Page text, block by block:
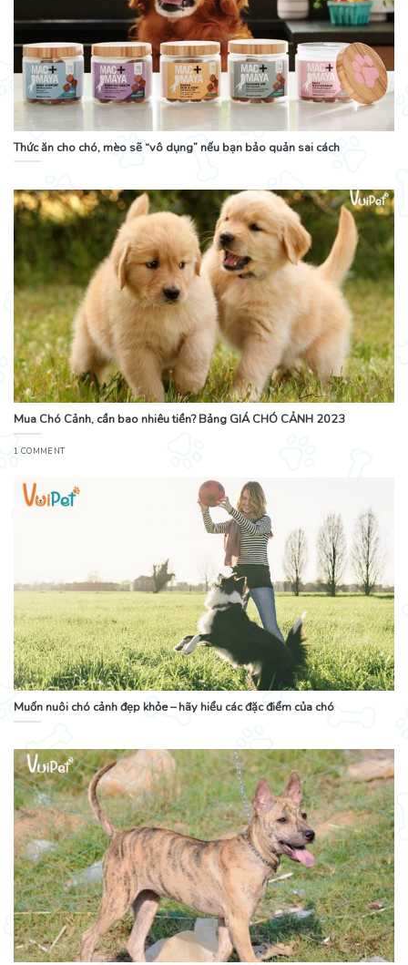
Thức ăn cho chó, mèo sẽ “vô dụng” nếu bạn bảo quản sai cách
Mua Chó Cảnh, cần bao nhiêu tiền? Bảng GIÁ CHÓ CẢNH 2023
1 COMMENT
Muốn nuôi chó cảnh đẹp khỏe – hãy hiểu các đặc điểm của chó